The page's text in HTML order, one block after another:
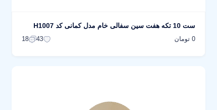
ست 10 تکه هفت سین سفالی خام مدل کمانی کد H1007
0 تومان 43
18